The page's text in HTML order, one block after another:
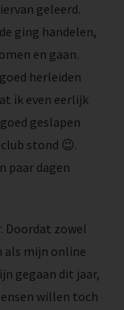
geleerd.
ging handelen,
en gaan.
herleiden
ik even eerlijk
geslapen
stond 😉.
paar dagen
Doordat zowel
als mijn online
gegaan dit jaar,
willen toch